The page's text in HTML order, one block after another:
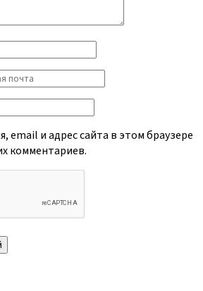
email и адрес сайта в этом браузере
комментариев.